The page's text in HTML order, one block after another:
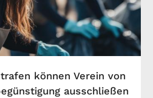
können Verein von
ausschließen